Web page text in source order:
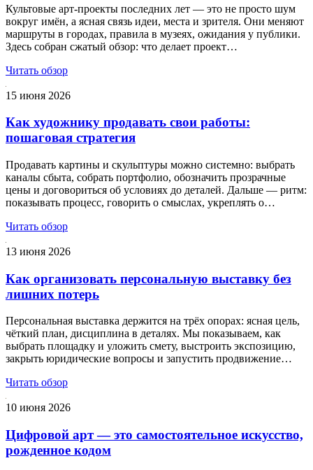
Культовые арт‑проекты последних лет — это не просто шум
вокруг имён, а ясная связь идеи, места и зрителя. Они меняют
маршруты в городах, правила в музеях, ожидания у публики.
Здесь собран сжатый обзор: что делает проект…
Читать обзор
15 июня 2026
Как художнику продавать свои работы:
пошаговая стратегия
Продавать картины и скульптуры можно системно: выбрать
каналы сбыта, собрать портфолио, обозначить прозрачные
цены и договориться об условиях до деталей. Дальше — ритм:
показывать процесс, говорить о смыслах, укреплять о…
Читать обзор
13 июня 2026
Как организовать персональную выставку без
лишних потерь
Персональная выставка держится на трёх опорах: ясная цель,
чёткий план, дисциплина в деталях. Мы показываем, как
выбрать площадку и уложить смету, выстроить экспозицию,
закрыть юридические вопросы и запустить продвижение…
Читать обзор
10 июня 2026
Цифровой арт — это самостоятельное искусство,
рожденное кодом